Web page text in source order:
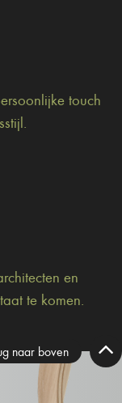
touch
en
te komen.
naar boven